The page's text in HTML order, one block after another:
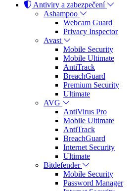
Antiviry a zabezpečení
Ashampoo
Webcam Guard
Privacy Inspector
Avast
Mobile Security
Mobile Ultimate
AntiTrack
BreachGuard
Premium Security
Ultimate
AVG
AntiVirus Pro
Mobile Ultimate
AntiTrack
BreachGuard
Internet Security
Ultimate
Bitdefender
Mobile Security
Password Manager